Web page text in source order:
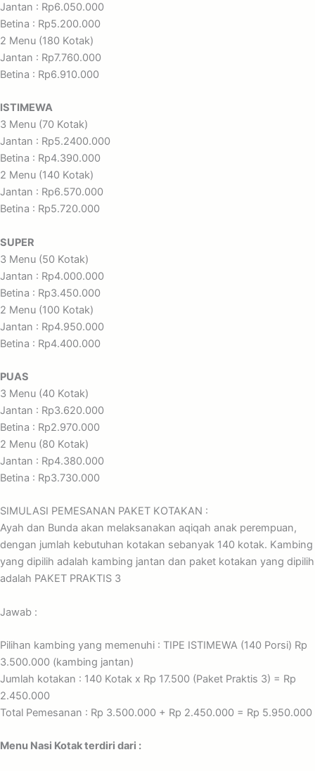
Jantan : Rp6.050.000
Betina : Rp5.200.000
2 Menu (180 Kotak)
Jantan : Rp7.760.000
Betina : Rp6.910.000
ISTIMEWA
3 Menu (70 Kotak)
Jantan : Rp5.2400.000
Betina : Rp4.390.000
2 Menu (140 Kotak)
Jantan : Rp6.570.000
Betina : Rp5.720.000
SUPER
3 Menu (50 Kotak)
Jantan : Rp4.000.000
Betina : Rp3.450.000
2 Menu (100 Kotak)
Jantan : Rp4.950.000
Betina : Rp4.400.000
PUAS
3 Menu (40 Kotak)
Jantan : Rp3.620.000
Betina : Rp2.970.000
2 Menu (80 Kotak)
Jantan : Rp4.380.000
Betina : Rp3.730.000
SIMULASI PEMESANAN PAKET KOTAKAN :
Ayah dan Bunda akan melaksanakan aqiqah anak perempuan,
dengan jumlah kebutuhan kotakan sebanyak 140 kotak. Kambing
yang dipilih adalah kambing jantan dan paket kotakan yang dipilih
adalah PAKET PRAKTIS 3
Jawab :
Pilihan kambing yang memenuhi : TIPE ISTIMEWA (140 Porsi) Rp
3.500.000 (kambing jantan)
Jumlah kotakan : 140 Kotak x Rp 17.500 (Paket Praktis 3) = Rp
2.450.000
Total Pemesanan : Rp 3.500.000 + Rp 2.450.000 = Rp 5.950.000
Menu Nasi Kotak terdiri dari :